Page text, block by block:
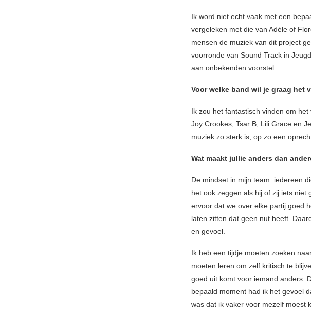
Ik word niet echt vaak met een
vergeleken met die van Adèle of
mensen de muziek van dit project
voorronde van Sound Track in
aan onbekenden voorstel.
Voor welke band wil je graag het
Ik zou het fantastisch vinden om
Joy Crookes, Tsar B, Lili Grace en
muziek zo sterk is, op zo een
Wat maakt jullie anders dan
De mindset in mijn team: iedereen
het ook zeggen als hij of zij iets niet
ervoor dat we over elke partij goed
laten zitten dat geen nut heeft.
en gevoel.
Ik heb een tijdje moeten zoeken
moeten leren om zelf kritisch te
goed uit komt voor iemand anders.
bepaald moment had ik het gevoel
was dat ik vaker voor mezelf moest